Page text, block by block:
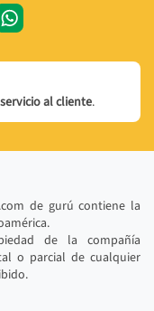
servicio al cliente.
de gurú contiene la
de la compañía
o parcial de cualquier